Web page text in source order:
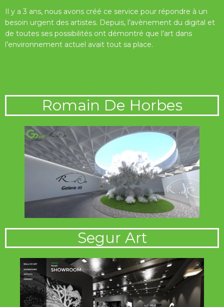
Il y a 3 ans, nous avons créé ce service pour répondre à un
besoin urgent des artistes. Depuis, l’avènement du digital et
de toutes ses possibilités ont démontré que l’art dans
l’environnement actuel avait tout sa place.
Romain De Horbes
Segur Art